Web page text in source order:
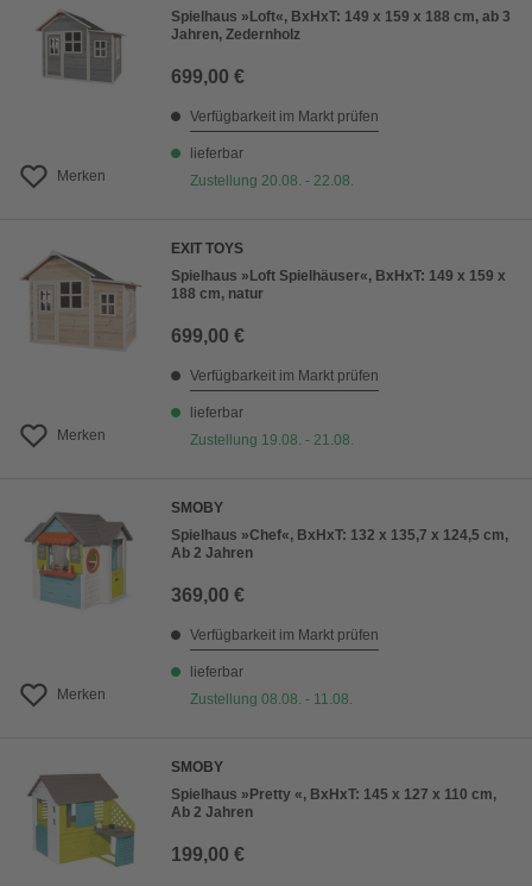
Merken
Spielhaus »Loft«, BxHxT: 149 x 159 x 188 cm, ab 3
Jahren, Zedernholz
699,00 €
Verfügbarkeit im Markt prüfen
lieferbar
Zustellung 20.08. - 22.08.
Merken
EXIT TOYS
Spielhaus »Loft Spielhäuser«, BxHxT: 149 x 159 x
188 cm, natur
699,00 €
Verfügbarkeit im Markt prüfen
lieferbar
Zustellung 19.08. - 21.08.
Merken
SMOBY
Spielhaus »Chef«, BxHxT: 132 x 135,7 x 124,5 cm,
Ab 2 Jahren
369,00 €
Verfügbarkeit im Markt prüfen
lieferbar
Zustellung 08.08. - 11.08.
SMOBY
Spielhaus »Pretty «, BxHxT: 145 x 127 x 110 cm,
Ab 2 Jahren
199,00 €